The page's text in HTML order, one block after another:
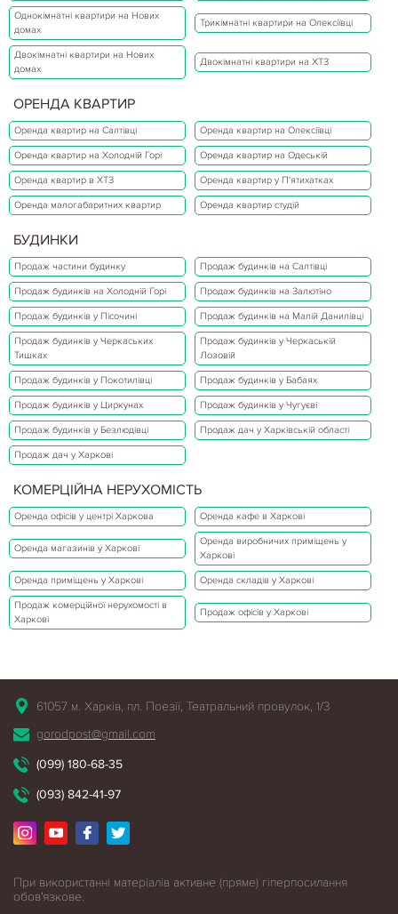
Однокімнатні квартири на Нових
домах
Трикімнатні квартири на Олексіївці
Двокімнатні квартири на Нових
домах
Двокімнатні квартири на ХТЗ
ОРЕНДА КВАРТИР
Оренда квартир на Салтівці Оренда квартир на Олексіївці
Оренда квартир на Холодній Горі Оренда квартир на Одеській
Оренда квартир в ХТЗ Оренда квартир у П'ятихатках
Оренда малогабаритних квартир Оренда квартир студій
БУДИНКИ
Продаж частини будинку Продаж будинків на Салтівці
Продаж будинків на Холодній Горі Продаж будинків на Залютіно
Продаж будинків у Пісочині Продаж будинків на Малій Данилівці
Продаж будинків у Черкаських
Тишках
Продаж будинків у Черкаській
Лозовій
Продаж будинків у Покотилівці Продаж будинків у Бабаях
Продаж будинків у Циркунах Продаж будинків у Чугуєві
Продаж будинків у Безлюдівці Продаж дач у Харківській області
Продаж дач у Харкові
КОМЕРЦІЙНА НЕРУХОМІСТЬ
Оренда офісів у центрі Харкова Оренда кафе в Харкові
Оренда магазинів у Харкові
Оренда виробничих приміщень у
Харкові
Оренда приміщень у Харкові Оренда складів у Харкові
Продаж комерційної нерухомості в
Харкові
Продаж офісів у Харкові
61057 м. Харків, пл. Поезії, Театральний провулок, 1/3
gorodpost@gmail.com
(099) 180-68-35
(093) 842-41-97
При використанні матеріалів активне (пряме) гіперпосилання
обов'язкове.